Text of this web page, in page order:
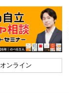
オンライン